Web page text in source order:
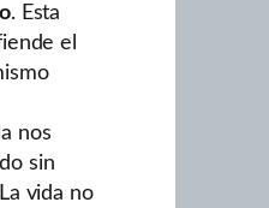
. Esta
el
nos
sin
vida no